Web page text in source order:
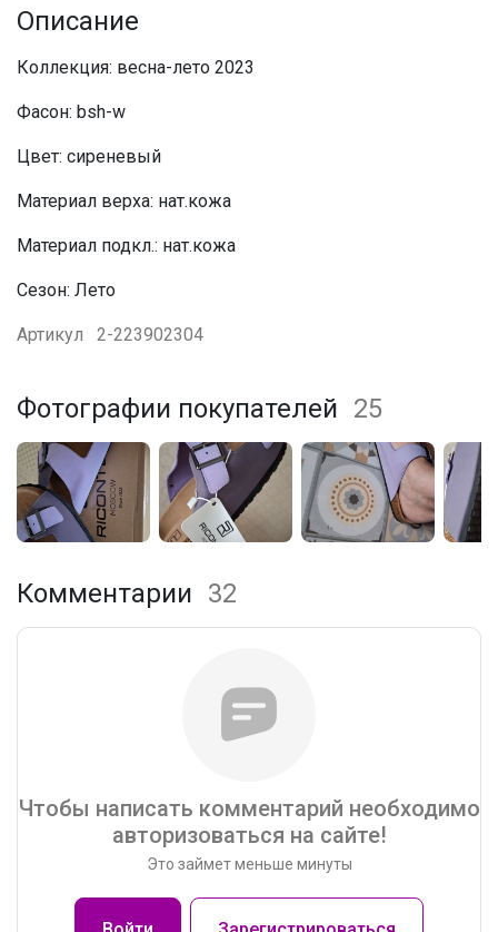
Описание
Коллекция: весна-лето 2023
Фасон: bsh-w
Цвет: сиреневый
Материал верха: нат.кожа
Материал подкл.: нат.кожа
Сезон: Лето
Артикул 2-223902304
Фотографии покупателей 25
Комментарии 32
Чтобы написать комментарий необходимо
авторизоваться на сайте!
Это займет меньше минуты